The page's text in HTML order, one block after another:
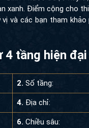
xanh. Điểm cộng cho
và các bạn tham
4 tầng hiện
2. Số tầng:
4. Địa chỉ:
6. Chiều sâu: